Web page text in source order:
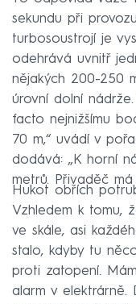
sekundu při
turbosoustrojí je
odehrává uvnitř
nějakých 200-250
úrovní dolní
facto nejnižšímu
70 m,“ uvádí v
dodává: „K horní
metrů. Přivaděč má
Hukot obřích
Vzhledem k tomu,
ve skále, asi
stalo, kdyby tu
proti zatopení.
alarm v elektrárně.